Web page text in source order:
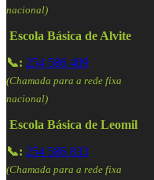
nacional)
Escola Básica de Alvite
📞: 254 586 409
(Chamada para a rede fixa
nacional)
Escola Básica de Leomil
📞: 254 586 833
(Chamada para a rede fixa